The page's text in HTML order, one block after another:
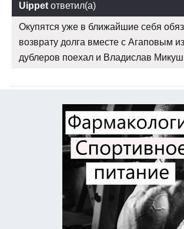
Uippet ответил(а)
Окупятся уже в ближайшие себя
возврату долга вместе с Агаповым
дублеров поехал и Владислав